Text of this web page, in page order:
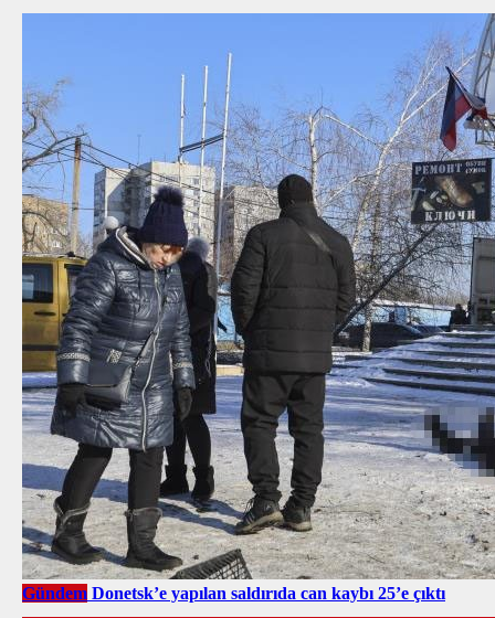
Gündem Donetsk’e yapılan saldırıda can kaybı 25’e çıktı